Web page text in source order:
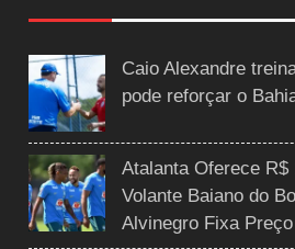
Caio Alexandre
pode reforçar o
Atalanta Oferece
Volante Baiano do
Alvinegro Fixa